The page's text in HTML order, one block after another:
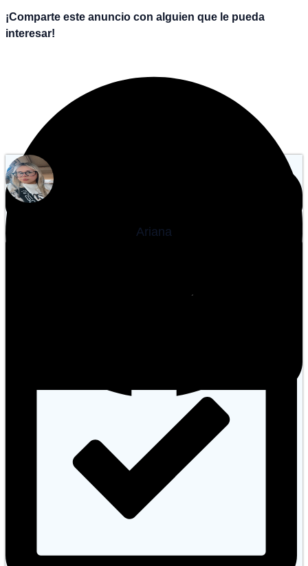
¡Comparte este anuncio con alguien que le pueda
interesar!
Ariana